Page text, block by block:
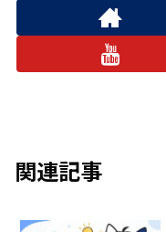
関連記事